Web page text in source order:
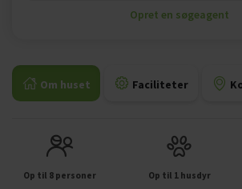
Om huset Faciliteter
Op til 8 personer Op til 1 husdyr
Opret en søgeagent